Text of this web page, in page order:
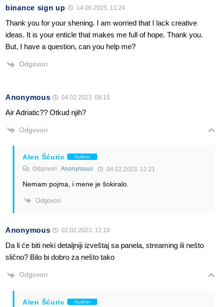
binance sign up 14.06.2025. 11:24
Thank you for your shening. I am worried that I lack creative
ideas. It is your enticle that makes me full of hope. Thank you.
But, I have a question, can you help me?
Odgovori
Anonymous 04.02.2023. 08:15
Air Adriatic?? Otkud njih?
Odgovori
Alen Šćuric Author
Odgovori Anonymous 04.02.2023. 12:21
Nemam pojma, i mene je šokiralo.
Odgovori
Anonymous 02.02.2023. 12:18
Da li će biti neki detaljniji izveštaj sa panela, streaming ili nešto
slično? Bilo bi dobro za nešto tako
Odgovori
Alen Šćuric Author